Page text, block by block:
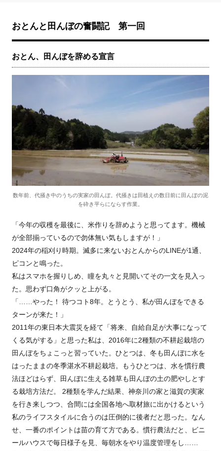
おとんと田んぼの奮闘記 第一回
おとん、田んぼを辞める宣言
数年前、代掻き中のうちの実家の田んぼ。代掻きは田植えの数日前に田んぼの泥
を砕き平らにならす作業。
「今年の収穫を最後に、米作りを辞めようと思ってます。機械
が全部揃っているので勿体無い気もしますが！」
2024年の稲刈り時期。滅多に来ないおとんからのLINEが1通、
ピコンと鳴った。
私はスマホを握りしめ、瞳を丸々と見開いてその一文を見入っ
た。思わず口角がクッと上がる。
「……やった！ 待つコト8年。とうとう、私が田んぼをできる
ターンが来た！」
2011年の東日本大震災を経て「将来、自給自足が大事になって
くる気がする」と思った私は、2016年に2種類の不耕起栽培の
田んぼをちょこっと習っていた。ひとつは、冬も田んぼに水を
はったままの冬季湛水不耕起栽培。もうひとつは、水を慣行農
法ほどはらず、田んぼに生える雑草も田んぼの土の肥やしとす
る栽培方法だ。 2種類を学んだ結果、神奈川の家と滋賀の実家
を行き来しつつ、合間には全国各地へ取材旅に出かけるという
私のライフスタイルに合うのは圧倒的に後者だと思った。なん
せ、一番のポイントは苗の育て方である。慣行農法だと、ビニ
ールハウスで毎日様子を見、毎朝水をやり温度管理をし……